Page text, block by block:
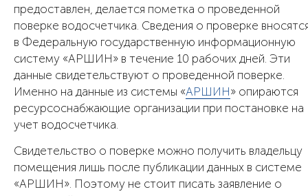
предоставлен, делается пометка о проведенной
поверке водосчетчика. Сведения о проверке
в Федеральную государственную информационную
систему «АРШИН» в течение 10 рабочих дней. Эти
данные свидетельствуют о проведенной поверке.
Именно на данные из системы «АРШИН» опираются
ресурсоснабжающие организации при постановке на
учет водосчетчика.
Свидетельство о поверке можно получить владельцу
помещения лишь после публикации данных в системе
«АРШИН». Поэтому не стоит писать заявление о